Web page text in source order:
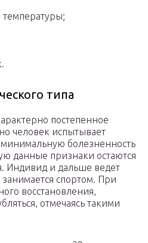
типа
постепенное
человек испытывает
болезненность
данные признаки остаются
Индивид и дальше ведет
спортом. При
восстановления,
отмечаясь такими